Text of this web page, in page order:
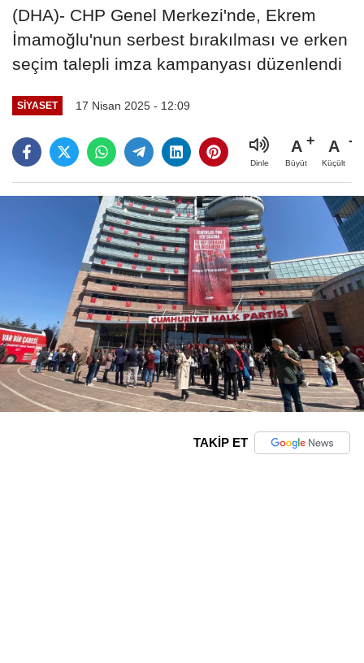
(DHA)- CHP Genel Merkezi'nde, Ekrem
İmamoğlu'nun serbest bırakılması ve erken
seçim talepli imza kampanyası düzenlendi
SIYASET 17 Nisan 2025 - 12:09
Dinle
A
Büyüt
A
Küçült
TAKİP ET